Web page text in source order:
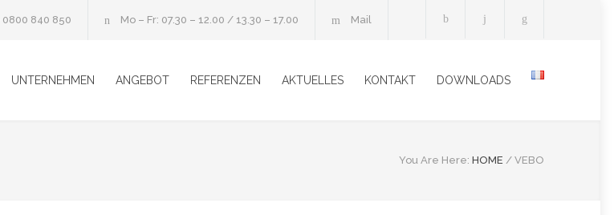
0800 840 850 Mo – Fr: 07.30 – 12.00 / 13.30 – 17.00 Mail
UNTERNEHMEN ANGEBOT REFERENZEN AKTUELLES KONTAKT DOWNLOADS
You Are Here: HOME / VEBO